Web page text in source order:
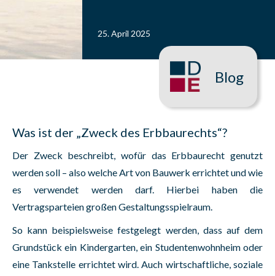
25. April 2025
Blog
Was ist der „Zweck des Erbbaurechts“?
Der Zweck beschreibt, wofür das Erbbaurecht genutzt
werden soll – also welche Art von Bauwerk errichtet und wie
es verwendet werden darf. Hierbei haben die
Vertragsparteien großen Gestaltungsspielraum.
So kann beispielsweise festgelegt werden, dass auf dem
Grundstück ein Kindergarten, ein Studentenwohnheim oder
eine Tankstelle errichtet wird. Auch wirtschaftliche, soziale